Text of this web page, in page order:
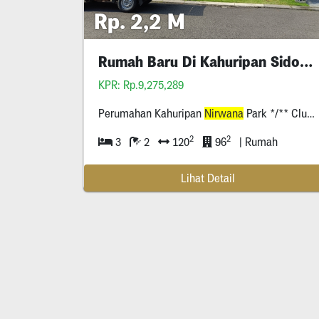
Rp. 2,2 M
Rumah Baru Di Kahuripan Sidoarjo
KPR: Rp.9,275,289
Perumahan Kahuripan Nirwana Park */** Cluster Agatis Sidoarjo
3 2 1202 962 | Rumah
Lihat Detail